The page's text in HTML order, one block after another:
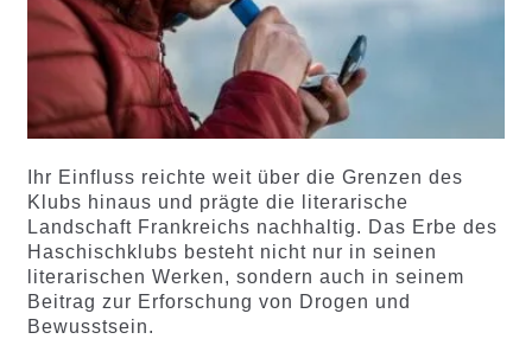
Ihr Einfluss reichte weit über die Grenzen des
Klubs hinaus und prägte die literarische
Landschaft Frankreichs nachhaltig. Das Erbe des
Haschischklubs besteht nicht nur in seinen
literarischen Werken, sondern auch in seinem
Beitrag zur Erforschung von Drogen und
Bewusstsein.